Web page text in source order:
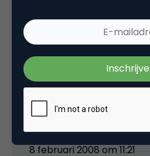
marketing (of sales) gen
Het gaat absoluut niet
merkbekendheid maar ook
penetratie en verkoop.
Gr alewijn
8 februari 2008 om 11:21